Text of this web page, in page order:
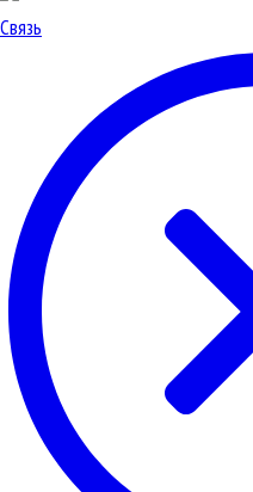
Связь